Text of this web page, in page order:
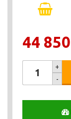
44 850
+
-